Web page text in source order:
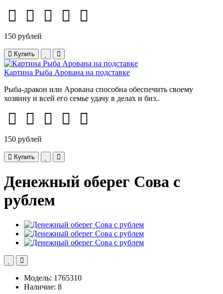
150 рублей
Купить
Картина Рыба Арована на подставке
Рыба-дракон или Арована способна обеспечить своему
хозяину и всей его семье удачу в делах и биз..
150 рублей
Купить
Денежный оберег Сова с
рублем
Модель: 1765310
Наличие: 8